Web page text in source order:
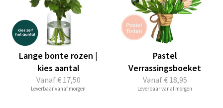
Vanaf€ 17,50
Lange bonte rozen |
kies aantal
Leverbaar vanaf morgen
Vanaf€ 18,95
Pastel
Verrassingsboeket
Leverbaar vanaf morgen